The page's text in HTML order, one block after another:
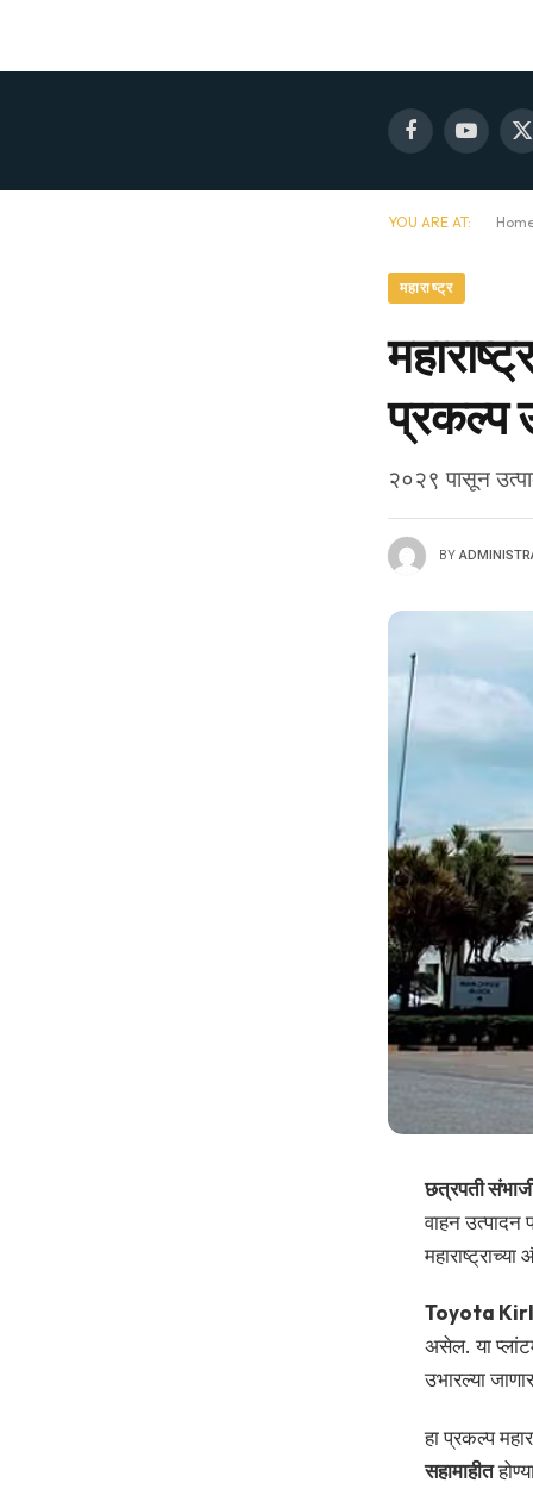
FacebookYouTube
X
YOU ARE AT:
महाराष्ट्र
प्रकल्प
२०२९ पासून
BY
छत्रपती
वाहन
Toyota
असेल. या
उभारल्या
हा प्रकल्प
सहामाहीत